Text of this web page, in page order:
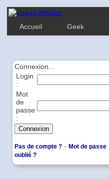
Accueil Geek
Connexion...
Login
:
Mot
de
passe
:
Pas de compte ? - Mot de passe
oublié ?